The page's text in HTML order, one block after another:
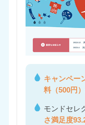
キャンペー
料（500円
モンドセレ
さ満足度